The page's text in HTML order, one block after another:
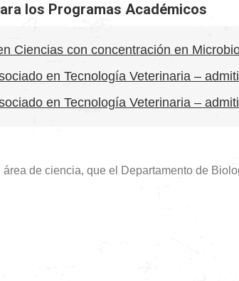
los Programas Académicos
Ciencias con concentración en
en Tecnología Veterinaria –
en Tecnología Veterinaria –
de ciencia, que el Departamento de